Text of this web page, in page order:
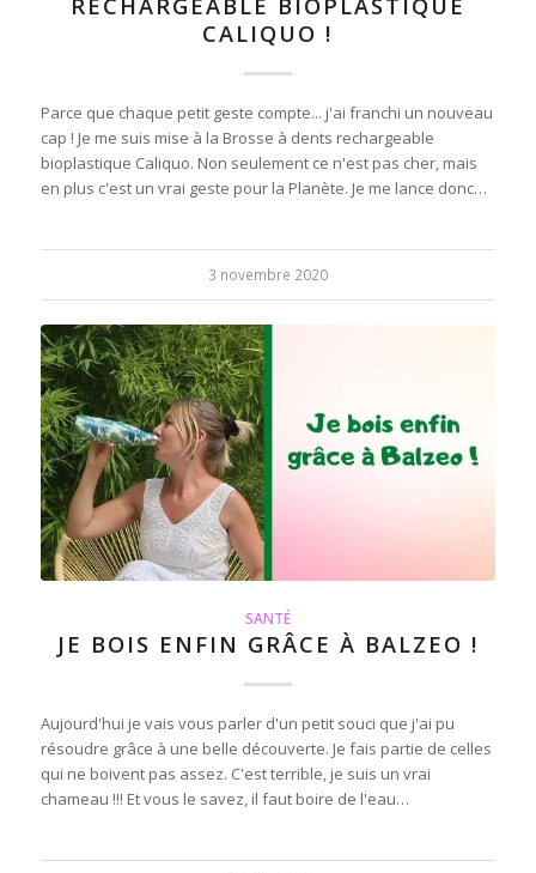
CALIQUO !
Parce que chaque petit geste compte... j'ai franchi un nouveau
cap ! Je me suis mise à la Brosse à dents rechargeable
bioplastique Caliquo. Non seulement ce n'est pas cher, mais
en plus c'est un vrai geste pour la Planète. Je me lance donc…
3 novembre 2020
SANTÉ
JE BOIS ENFIN GRÂCE À BALZEO !
Aujourd'hui je vais vous parler d'un petit souci que j'ai pu
résoudre grâce à une belle découverte. Je fais partie de celles
qui ne boivent pas assez. C'est terrible, je suis un vrai
chameau !!! Et vous le savez, il faut boire de l'eau…